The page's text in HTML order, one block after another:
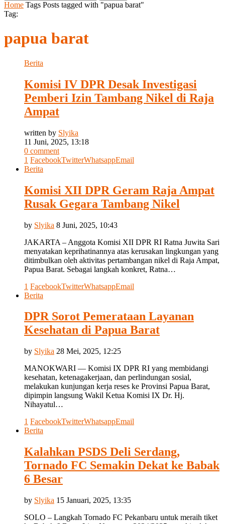
Home Tags Posts tagged with "papua barat"
Tag:
papua barat
Berita
Komisi IV DPR Desak Investigasi
Pemberi Izin Tambang Nikel di Raja
Ampat
written by Slyika
11 Juni, 2025, 13:18
0 comment
1 FacebookTwitterWhatsappEmail
Berita
Komisi XII DPR Geram Raja Ampat
Rusak Gegara Tambang Nikel
by Slyika 8 Juni, 2025, 10:43
JAKARTA – Anggota Komisi XII DPR RI Ratna Juwita Sari
menyatakan keprihatinannya atas kerusakan lingkungan yang
ditimbulkan oleh aktivitas pertambangan nikel di Raja Ampat,
Papua Barat. Sebagai langkah konkret, Ratna…
1 FacebookTwitterWhatsappEmail
Berita
DPR Sorot Pemerataan Layanan
Kesehatan di Papua Barat
by Slyika 28 Mei, 2025, 12:25
MANOKWARI — Komisi IX DPR RI yang membidangi
kesehatan, ketenagakerjaan, dan perlindungan sosial,
melakukan kunjungan kerja reses ke Provinsi Papua Barat,
dipimpin langsung Wakil Ketua Komisi IX Dr. Hj.
Nihayatul…
1 FacebookTwitterWhatsappEmail
Berita
Kalahkan PSDS Deli Serdang,
Tornado FC Semakin Dekat ke Babak
6 Besar
by Slyika 15 Januari, 2025, 13:35
SOLO – Langkah Tornado FC Pekanbaru untuk meraih tiket